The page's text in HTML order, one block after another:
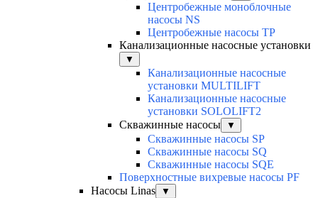
Центробежные моноблочные
насосы NS
Центробежные насосы TP
Канализационные насосные установки
▼
Канализационные насосные
установки MULTILIFT
Канализационные насосные
установки SOLOLIFT2
Скважинные насосы
▼
Скважинные насосы SP
Скважинные насосы SQ
Скважинные насосы SQE
Поверхностные вихревые насосы PF
Насосы Linas
▼